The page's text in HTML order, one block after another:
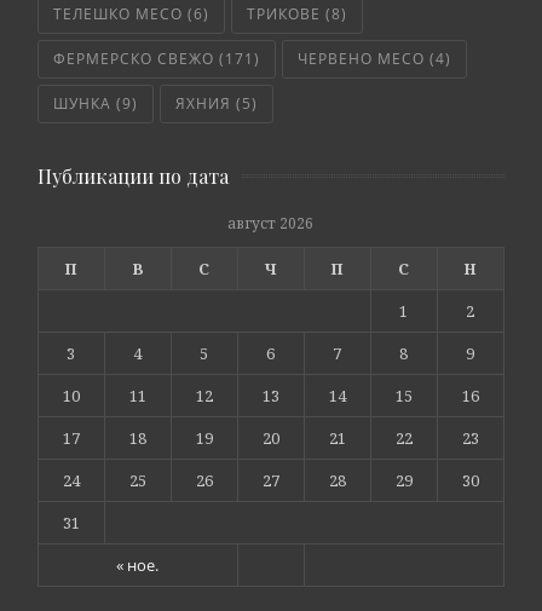
ТЕЛЕШКО МЕСО (6) ТРИКОВЕ (8)
ФЕРМЕРСКО СВЕЖО (171) ЧЕРВЕНО МЕСО (4)
ШУНКА (9) ЯХНИЯ (5)
Публикации по дата
август 2026
П В С Ч П С Н
« ное.
1
2
3
4 5 6 7 8
9
10
11 12 13 14 15
16
17
18 19 20 21 22
23
24
25 26 27 28 29
30
31